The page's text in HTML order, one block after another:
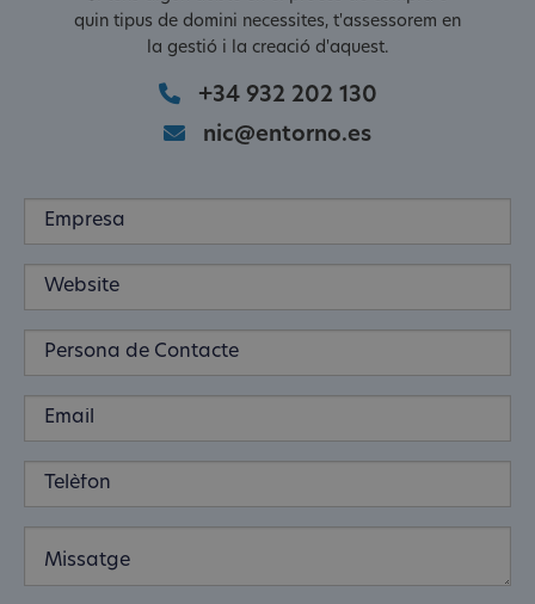
quin tipus de domini necessites, t'assessorem en
la gestió i la creació d'aquest.
+34 932 202 130
nic@entorno.es